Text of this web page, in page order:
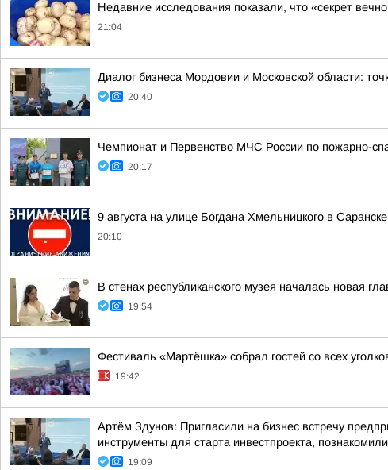
Недавние исследования показали, что «секрет
21:04
Диалог бизнеса Мордовии и Московской области:
20:40
Чемпионат и Первенство МЧС России по пожарно-
20:17
9 августа на улице Богдана Хмельницкого в
20:10
В стенах республиканского музея началась новая
19:54
Фестиваль «Мартёшка» собрал гостей со всех
19:42
Артём Здунов: Пригласили на бизнес встречу
инструменты для старта инвестпроекта,
19:09